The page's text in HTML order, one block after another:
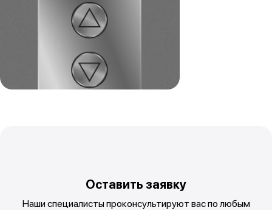
Оставить заявку
Наши специалисты проконсультируют вас по любым